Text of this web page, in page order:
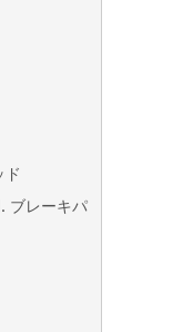
ド
ブレーキパ